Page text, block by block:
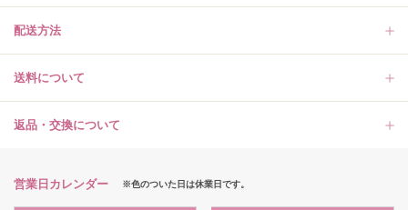
配送方法
送料について
返品・交換について
営業日カレンダー ※色のついた日は休業日です。